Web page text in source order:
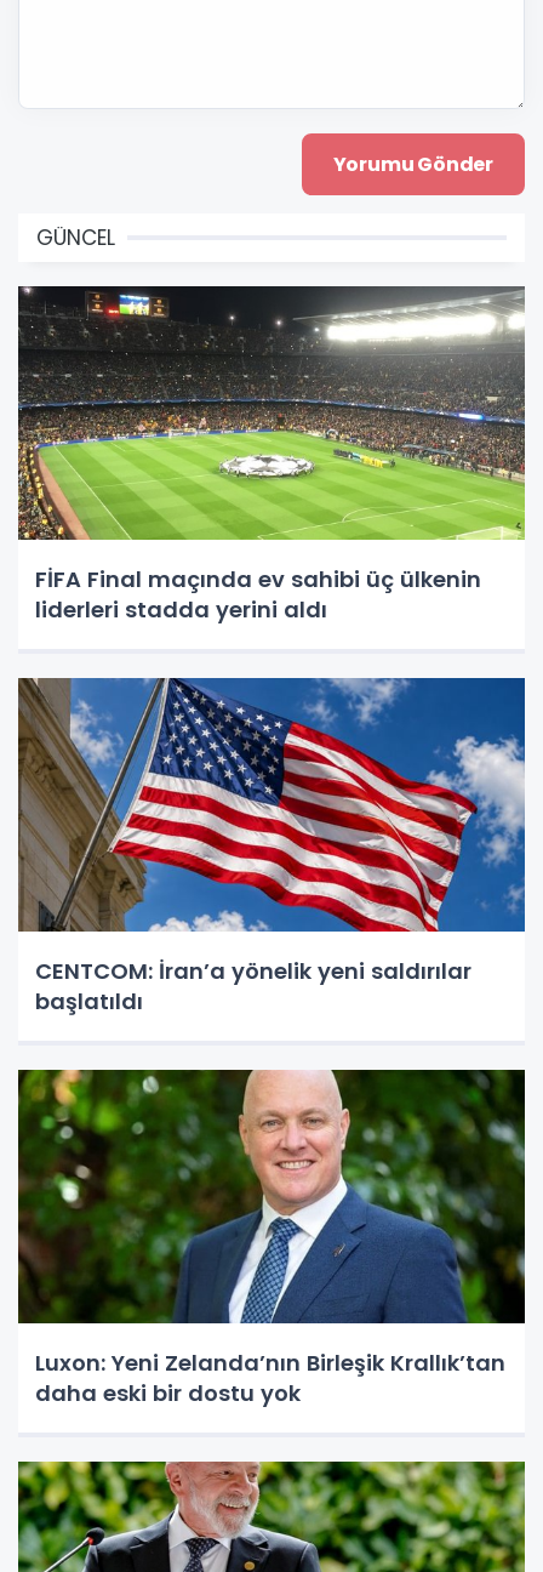
GÜNCEL
FİFA Final maçında ev sahibi üç ülkenin
liderleri stadda yerini aldı
CENTCOM: İran’a yönelik yeni saldırılar
başlatıldı
Luxon: Yeni Zelanda’nın Birleşik Krallık’tan
daha eski bir dostu yok